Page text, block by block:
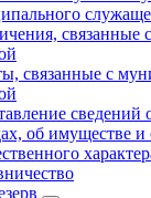
связанные
связанные с
сведений
об имуществе и